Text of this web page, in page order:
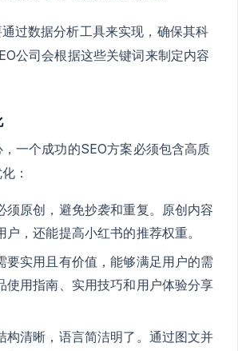
过数据分析工具来实现，确保其科
公司会根据这些关键词来制定内容
一个成功的SEO方案必须包含高质
：
须原创，避免抄袭和重复。原创内容
户，还能提高小红书的推荐权重。
要实用且有价值，能够满足用户的需
使用指南、实用技巧和用户体验分享
构清晰，语言简洁明了。通过图文并